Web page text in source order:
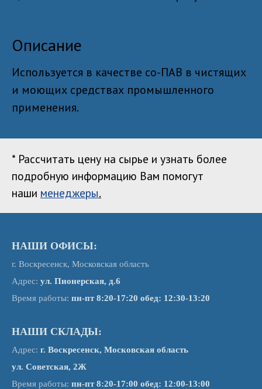
Описание
Используется в качестве со-ПАВ в чистящих
и моющих средствах промышленного
применения.
* Рассчитать цену на сырье и узнать более
подробную информацию Вам помогут
наши менеджеры.
НАШИ ОФИСЫ:
г. Воскресенск, Московская область
Адрес: ул. Пионерская, д.6
Время работы: пн-пт 8:20-17:20 обед: 12:30-13:20
НАШИ СКЛАДЫ:
Адрес: г. Воскресенск, Московская область
ул. Советская, 2Ж
Время работы: пн-пт 8:20-17:00 обед: 12:00-13:00